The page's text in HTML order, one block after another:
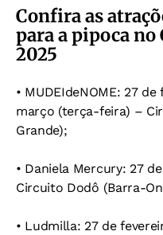
Confira as
para a pipoca no
2025
• MUDEIdeNOME: 27
março (terça-feira) –
Grande);
• Daniela Mercury: 27
Circuito Dodô (Barra-
• Ludmilla: 27 de